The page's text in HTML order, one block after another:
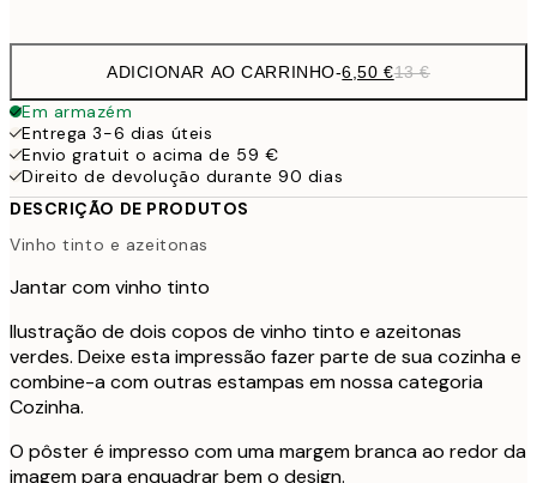
ADICIONAR AO CARRINHO-6,50 €13 €
Em armazém
Entrega 3-6 dias úteis
Envio gratuit o acima de 59 €
Direito de devolução durante 90 dias
DESCRIÇÃO DE PRODUTOS
Vinho tinto e azeitonas
Jantar com vinho tinto
Ilustração de dois copos de vinho tinto e azeitonas
verdes. Deixe esta impressão fazer parte de sua cozinha e
combine-a com outras estampas em nossa categoria
Cozinha.
O pôster é impresso com uma margem branca ao redor da
imagem para enquadrar bem o design.